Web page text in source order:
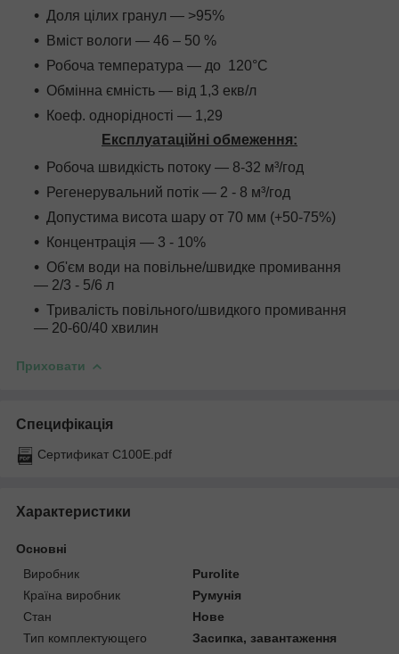
Доля цілих гранул — >95%
Вміст вологи — 46 – 50 %
Робоча температура — до 120°C
Обмінна ємність — від 1,3 екв/л
Коеф. однорідності — 1,29
Експлуатаційні обмеження:
Робоча швидкість потоку — 8-32 м³/год
Регенерувальний потік — 2 - 8 м³/год
Допустима висота шару от 70 мм (+50-75%)
Концентрація — 3 - 10%
Об'єм води на повільне/швидке промивання
— 2/3 - 5/6 л
Тривалість повільного/швидкого промивання
— 20-60/40 хвилин
Приховати
Специфікація
Сертификат C100E.pdf
Характеристики
Основні
Виробник
Purolite
Країна виробник
Румунія
Стан
Нове
Тип комплектующего
Засипка, завантаження